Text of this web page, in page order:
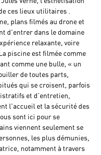
ces lieux utilitaires .
plans filmés au drone et
d'entrer dans le domaine
relaxante, voire
piscine est filmée comme
comme une bulle, « un
de toutes parts,
qui se croisent, parfois
et d'entretien,
l'accueil et la sécurité des
sont ici pour se
viennent seulement se
les plus démunies,
notamment à travers